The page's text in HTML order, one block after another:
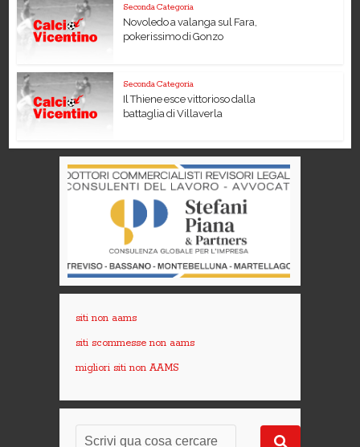
Seconda Categoria
Novoledo a valanga sul Fara,
pokerissimo di Gonzo
Seconda Categoria
Il Thiene esce vittorioso dalla
battaglia di Villaverla
siti non aams
siti scommesse non aams
migliori siti non AAMS